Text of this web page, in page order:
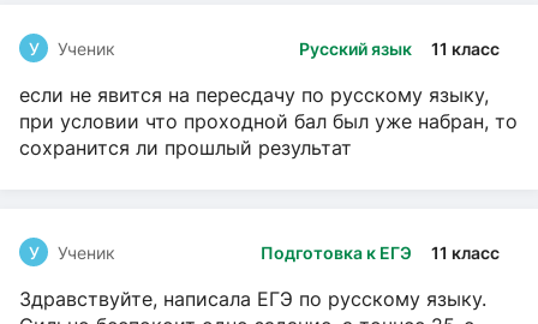
Русский язык 11 класс
У Ученик
если не явится на пересдачу по русскому языку,
при условии что проходной бал был уже набран, то
сохранится ли прошлый результат
Подготовка к ЕГЭ 11 класс
У Ученик
Здравствуйте, написала ЕГЭ по русскому языку.